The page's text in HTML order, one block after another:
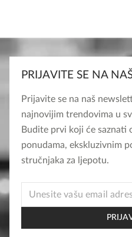
PRIJAVITE SE NA
Prijavite se na naš
najnovijim trendovima u
Budite prvi koji će saznati
ponudama, ekskluzivnim
stručnjaka za ljepotu.